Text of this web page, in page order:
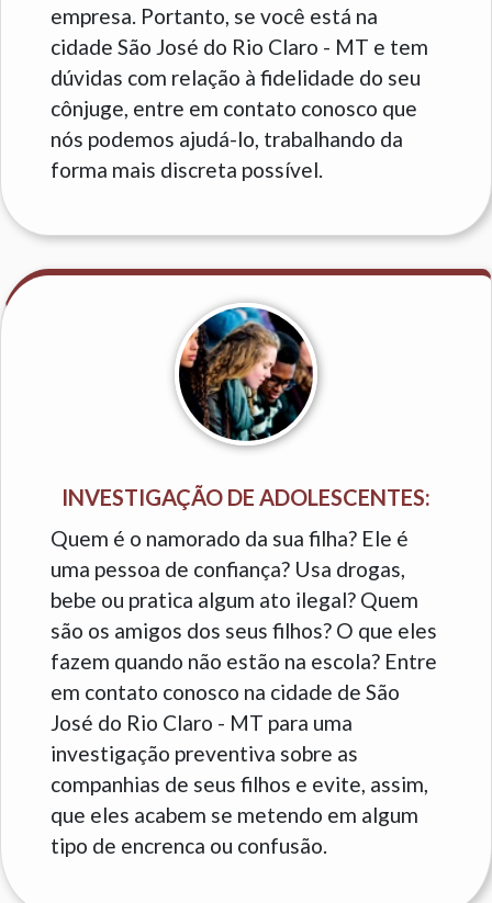
empresa. Portanto, se você está na
cidade São José do Rio Claro - MT e tem
dúvidas com relação à fidelidade do seu
cônjuge, entre em contato conosco que
nós podemos ajudá-lo, trabalhando da
forma mais discreta possível.
INVESTIGAÇÃO DE ADOLESCENTES:
Quem é o namorado da sua filha? Ele é
uma pessoa de confiança? Usa drogas,
bebe ou pratica algum ato ilegal? Quem
são os amigos dos seus filhos? O que eles
fazem quando não estão na escola? Entre
em contato conosco na cidade de São
José do Rio Claro - MT para uma
investigação preventiva sobre as
companhias de seus filhos e evite, assim,
que eles acabem se metendo em algum
tipo de encrenca ou confusão.